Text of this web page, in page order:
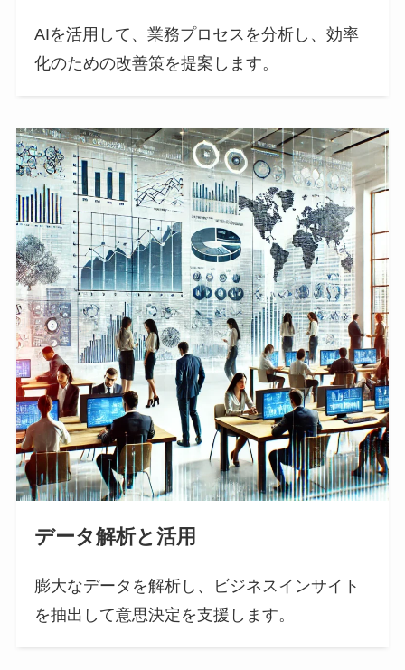
AIを活用して、業務プロセスを分析し、効率
化のための改善策を提案します。
データ解析と活用
膨大なデータを解析し、ビジネスインサイト
を抽出して意思決定を支援します。